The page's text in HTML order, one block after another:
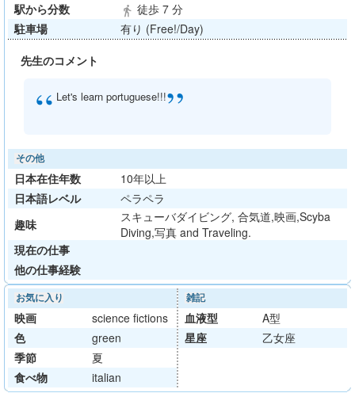
駅から分数
directions_walk 徒歩 7 分
駐車場
有り (Free!/Day)
先生のコメント
“ Let's learn portuguese!!!”
その他
日本在住年数
10年以上
日本語レベル
ペラペラ
趣味
スキューバダイビング, 合気道,映画,Scyba
Diving,写真 and Traveling.
現在の仕事
他の仕事経験
お気に入り
映画
science fictions
色
green
季節
夏
食べ物
italian
雑記
血液型
A型
星座
乙女座